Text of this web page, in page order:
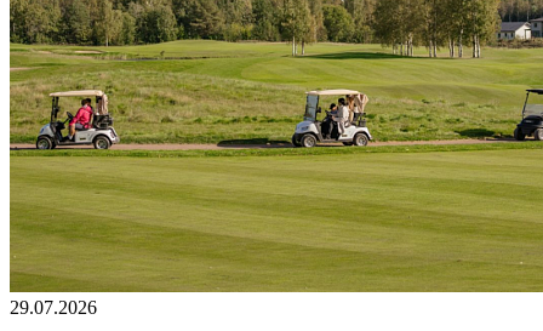
29.07.2026